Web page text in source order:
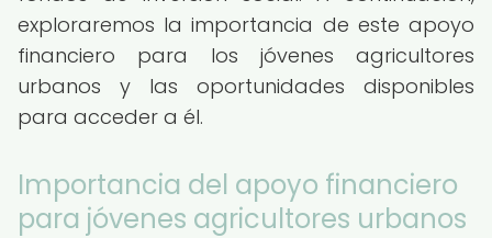
exploraremos la importancia de este apoyo
financiero para los jóvenes agricultores
urbanos y las oportunidades disponibles
para acceder a él.
Importancia del apoyo financiero
para jóvenes agricultores urbanos